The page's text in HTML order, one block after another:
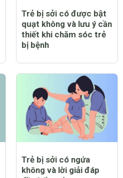
Trẻ bị sởi có được bật
quạt không và lưu ý cần
thiết khi chăm sóc trẻ
bị bệnh
Trẻ bị sởi có ngứa
không và lời giải đáp